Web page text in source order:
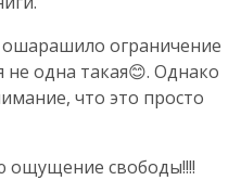
ограничение
не одна такая😊. Однако
что это просто
ощущение свободы!!!!